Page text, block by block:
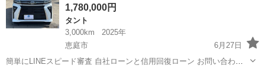
1,780,000円
タント
3,000km
2025年
恵庭市
6月27日
簡単にLINEスピード審査 自社ローンと信用回復ローン お問い合わせ